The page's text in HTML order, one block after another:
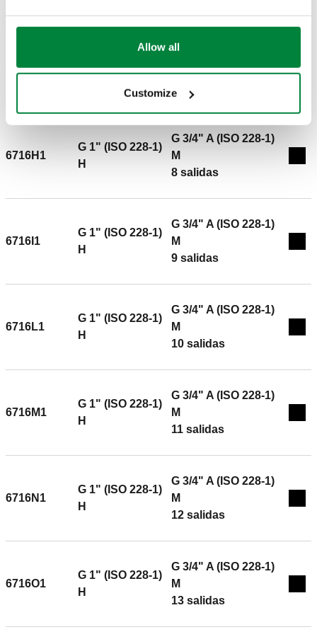
Allow all
Customize
6716G1
H
G 3/4" A (ISO 228-1)
M
6716H1
G 1" (ISO 228-1)
H
G 3/4" A (ISO 228-1)
M
8 salidas
6716I1
G 1" (ISO 228-1)
H
G 3/4" A (ISO 228-1)
M
9 salidas
6716L1
G 1" (ISO 228-1)
H
G 3/4" A (ISO 228-1)
M
10 salidas
6716M1
G 1" (ISO 228-1)
H
G 3/4" A (ISO 228-1)
M
11 salidas
6716N1
G 1" (ISO 228-1)
H
G 3/4" A (ISO 228-1)
M
12 salidas
6716O1
G 1" (ISO 228-1)
H
G 3/4" A (ISO 228-1)
M
13 salidas